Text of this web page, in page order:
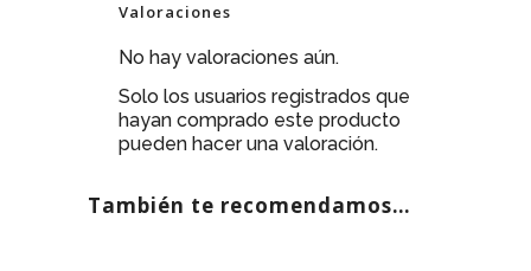
Valoraciones
No hay valoraciones aún.
Solo los usuarios registrados que
hayan comprado este producto
pueden hacer una valoración.
También te recomendamos…